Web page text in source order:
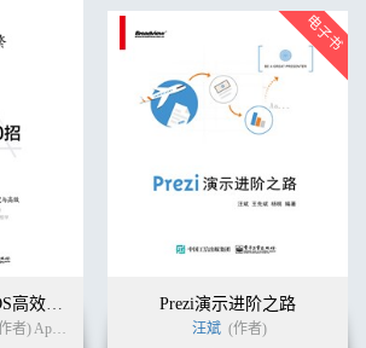
以简驭繁——Mac OS高效工作100招
[中国台湾] AppleUser (作者) AppleUser (译者)
Prezi演示进阶之路
汪斌 (作者)